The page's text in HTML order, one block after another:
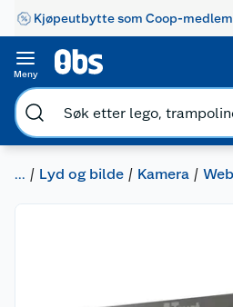
Kjøpeutbytte som Coop-medlem
Meny
... Lyd og bilde Kamera